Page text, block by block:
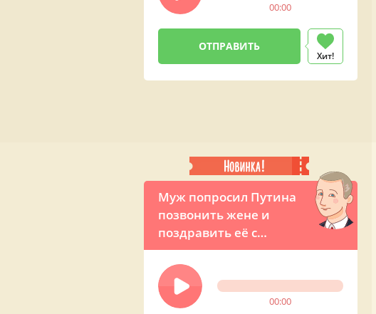
00:00
Хит!
Муж попросил Путина
позвонить жене и
поздравить её с
восьмым марта
00:00